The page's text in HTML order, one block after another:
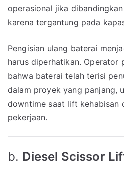
operasional jika
karena tergantung pada
Pengisian ulang baterai
harus diperhatikan. Operator
bahwa baterai telah terisi
dalam proyek yang panjang,
downtime saat lift kehabisan
pekerjaan.
b. Diesel Scissor